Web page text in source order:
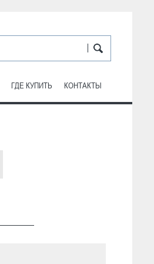
ГДЕ КУПИТЬ КОНТАКТЫ